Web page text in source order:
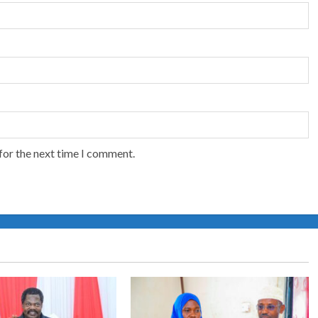
the next time I comment.